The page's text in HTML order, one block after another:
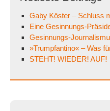
Gaby Köster – Schluss
Eine Gesinnungs-
Gesinnungs-
»Trumpfantino« – Was
STEHT! WIEDER! AUF!